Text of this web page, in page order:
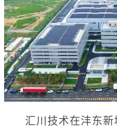
汇川技术在沣东